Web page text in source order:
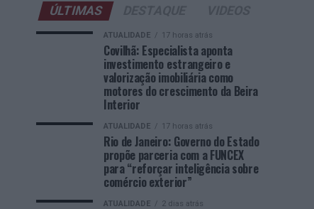
ÚLTIMAS
ATUALIDADE 17 horas atrás
Covilhã: Especialista aponta
investimento estrangeiro e
valorização imobiliária como
motores do crescimento da Beira
Interior
ATUALIDADE 17 horas atrás
Rio de Janeiro: Governo do Estado
propõe parceria com a FUNCEX
para “reforçar inteligência sobre
comércio exterior”
ATUALIDADE 2 dias atrás